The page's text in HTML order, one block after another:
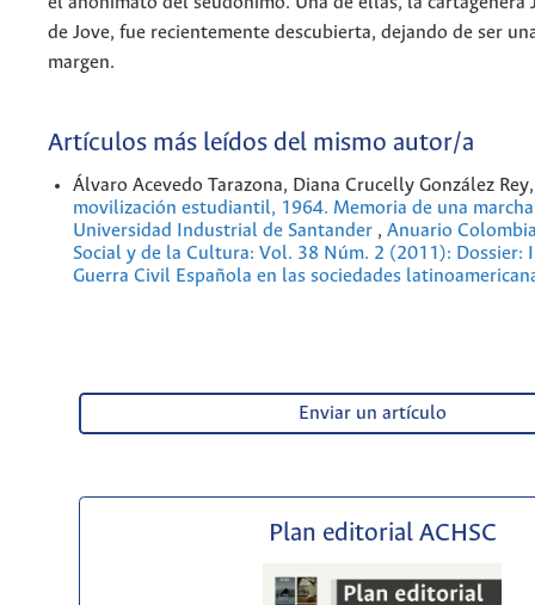
de Jove, fue recientemente descubierta, dejando de ser
margen.
Artículos más leídos del mismo autor/a
Álvaro Acevedo Tarazona, Diana Crucelly González
movilización estudiantil, 1964. Memoria de una
Universidad Industrial de Santander , Anuario
Social y de la Cultura: Vol. 38 Núm. 2 (2011): Dossier:
Guerra Civil Española en las sociedades
Enviar un artículo
Plan editorial ACHSC